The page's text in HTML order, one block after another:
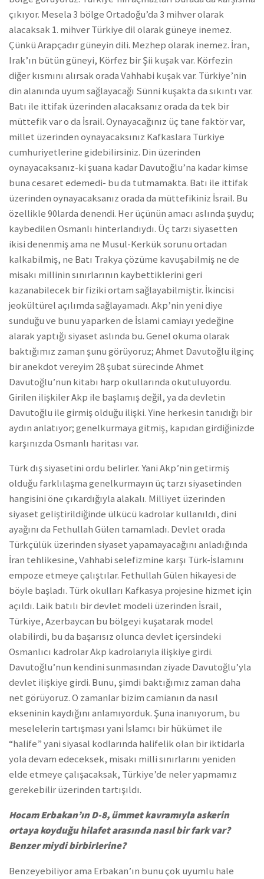
çıkıyor. Mesela 3 bölge Ortadoğu’da 3 mihver olarak
alacaksak 1. mihver Türkiye dil olarak güneye inemez.
Çünkü Arapçadır güneyin dili. Mezhep olarak inemez. İran,
Irak’ın bütün güneyi, Körfez bir Şii kuşak var. Körfezin
diğer kısmını alırsak orada Vahhabi kuşak var. Türkiye’nin
din alanında uyum sağlayacağı Sünni kuşakta da sıkıntı var.
Batı ile ittifak üzerinden alacaksanız orada da tek bir
müttefik var o da İsrail. Oynayacağınız üç tane faktör var,
millet üzerinden oynayacaksınız Kafkaslara Türkiye
cumhuriyetlerine gidebilirsiniz. Din üzerinden
oynayacaksanız-ki şuana kadar Davutoğlu’na kadar kimse
buna cesaret edemedi- bu da tutmamakta. Batı ile ittifak
üzerinden oynayacaksanız orada da müttefikiniz İsrail. Bu
özellikle 90larda denendi. Her üçünün amacı aslında şuydu;
kaybedilen Osmanlı hinterlandıydı. Üç tarzı siyasetten
ikisi denenmiş ama ne Musul-Kerkük sorunu ortadan
kalkabilmiş, ne Batı Trakya çözüme kavuşabilmiş ne de
misakı millinin sınırlarının kaybettiklerini geri
kazanabilecek bir fiziki ortam sağlayabilmiştir. İkincisi
jeokültürel açılımda sağlayamadı. Akp’nin yeni diye
sunduğu ve bunu yaparken de İslami camiayı yedeğine
alarak yaptığı siyaset aslında bu. Genel okuma olarak
baktığımız zaman şunu görüyoruz; Ahmet Davutoğlu ilginç
bir anekdot vereyim 28 şubat sürecinde Ahmet
Davutoğlu’nun kitabı harp okullarında okutuluyordu.
Girilen ilişkiler Akp ile başlamış değil, ya da devletin
Davutoğlu ile girmiş olduğu ilişki. Yine herkesin tanıdığı bir
aydın anlatıyor; genelkurmaya gitmiş, kapıdan girdiğinizde
karşınızda Osmanlı haritası var.
Türk dış siyasetini ordu belirler. Yani Akp’nin getirmiş
olduğu farklılaşma genelkurmayın üç tarzı siyasetinden
hangisini öne çıkardığıyla alakalı. Milliyet üzerinden
siyaset geliştirildiğinde ülkücü kadrolar kullanıldı, dini
ayağını da Fethullah Gülen tamamladı. Devlet orada
Türkçülük üzerinden siyaset yapamayacağını anladığında
İran tehlikesine, Vahhabi selefizmine karşı Türk-İslamını
empoze etmeye çalıştılar. Fethullah Gülen hikayesi de
böyle başladı. Türk okulları Kafkasya projesine hizmet için
açıldı. Laik batılı bir devlet modeli üzerinden İsrail,
Türkiye, Azerbaycan bu bölgeyi kuşatarak model
olabilirdi, bu da başarısız olunca devlet içersindeki
Osmanlıcı kadrolar Akp kadrolarıyla ilişkiye girdi.
Davutoğlu’nun kendini sunmasından ziyade Davutoğlu’yla
devlet ilişkiye girdi. Bunu, şimdi baktığımız zaman daha
net görüyoruz. O zamanlar bizim camianın da nasıl
ekseninin kaydığını anlamıyorduk. Şuna inanıyorum, bu
meselelerin tartışması yani İslamcı bir hükümet ile
“halife” yani siyasal kodlarında halifelik olan bir iktidarla
yola devam edeceksek, misakı milli sınırlarını yeniden
elde etmeye çalışacaksak, Türkiye’de neler yapmamız
gerekebilir üzerinden tartışıldı.
Hocam Erbakan’ın D-8, ümmet kavramıyla askerin
ortaya koyduğu hilafet arasında nasıl bir fark var?
Benzer miydi birbirlerine?
Benzeyebiliyor ama Erbakan’ın bunu çok uyumlu hale